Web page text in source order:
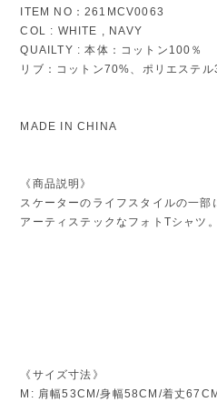
ITEM NO：261MCV0063
COL : WHITE , NAVY
QUAILTY : 本体：コットン100％
リブ：コットン70%、ポリエステル
MADE IN CHINA
《商品説明》
スケーターのライフスタイルの一部
アーティステックなフォトTシャツ。
《サイズ寸法》
M: 肩幅53CM/身幅58CM/着丈